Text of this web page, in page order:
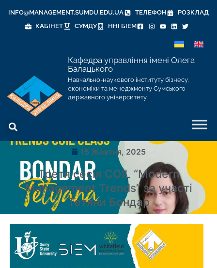
INFO@MANAGEMENT.SUMDU.EDU.UA ТЕЛЕФОН
РОЗКЛАД
КАБІНЕТ
СУМДУ ННІ БІЕМ
Кафедра управління імені Олега
Балацького
Навчально-наукового інституту бізнесу,
економіки та менеджменту Сумського
державного університету
15 Жовтня, 2025
Третя сесія COIL “Modern
Management Trends” за участі
Тетяни Бондар